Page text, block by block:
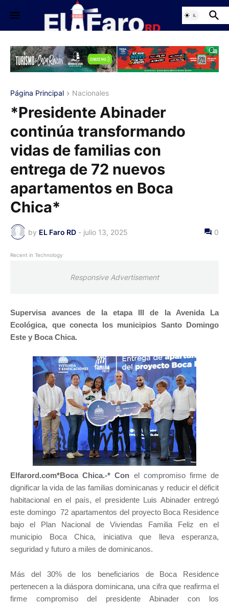
Página Principal Nacionales
*Presidente Abinader
continúa transformando
vidas de familias con
entrega de 72 nuevos
apartamentos en Boca
Chica*
by EL Faro RD - julio 13, 2025 0
Recent in Technology
Responsive Advertisement
Supervisa avances de la etapa III de la Avenida La
Ecológica, que conecta los municipios Santo Domingo
Este y Boca Chica.
Elfarord.com*Boca Chica.-* Con el compromiso firme de
dignificar la vida de las familias dominicanas y reducir el déficit
habitacional en el país, el presidente Luis Abinader entregó
este domingo 72 apartamentos del proyecto Boca Residence
bajo el Plan Nacional de Viviendas Familia Feliz en el
municipio Boca Chica, iniciativa que lleva esperanza,
seguridad y futuro a miles de dominicanos.
Más del 30% de los beneficiarios de Boca Residence
pertenecen a la diáspora dominicana, una cifra que reafirma el
firme compromiso del presidente Abinader con los